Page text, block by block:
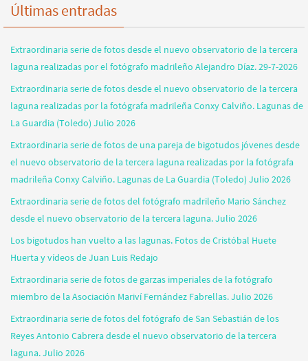
Últimas entradas
Extraordinaria serie de fotos desde el nuevo observatorio de la tercera
laguna realizadas por el fotógrafo madrileño Alejandro Díaz. 29-7-2026
Extraordinaria serie de fotos desde el nuevo observatorio de la tercera
laguna realizadas por la fotógrafa madrileña Conxy Calviño. Lagunas de
La Guardia (Toledo) Julio 2026
Extraordinaria serie de fotos de una pareja de bigotudos jóvenes desde
el nuevo observatorio de la tercera laguna realizadas por la fotógrafa
madrileña Conxy Calviño. Lagunas de La Guardia (Toledo) Julio 2026
Extraordinaria serie de fotos del fotógrafo madrileño Mario Sánchez
desde el nuevo observatorio de la tercera laguna. Julio 2026
Los bigotudos han vuelto a las lagunas. Fotos de Cristóbal Huete
Huerta y vídeos de Juan Luis Redajo
Extraordinaria serie de fotos de garzas imperiales de la fotógrafo
miembro de la Asociación Mariví Fernández Fabrellas. Julio 2026
Extraordinaria serie de fotos del fotógrafo de San Sebastián de los
Reyes Antonio Cabrera desde el nuevo observatorio de la tercera
laguna. Julio 2026